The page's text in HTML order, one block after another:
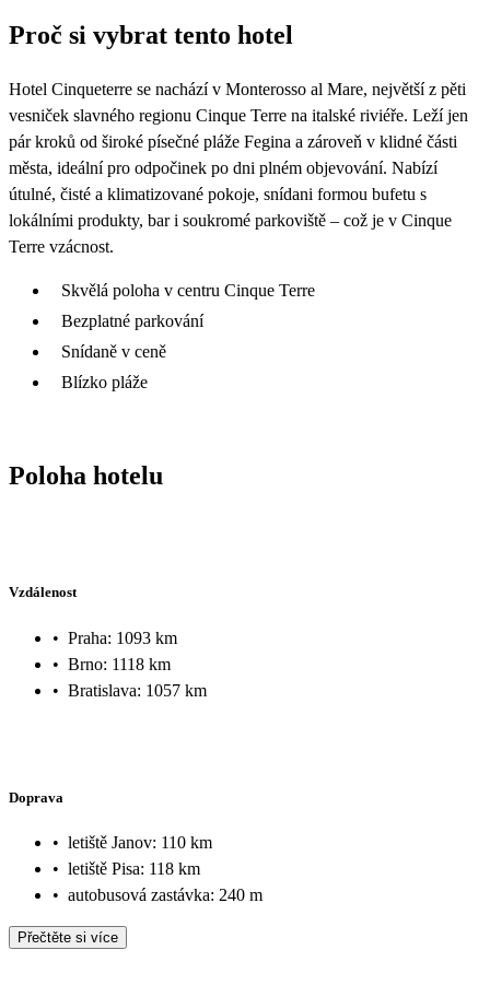
Proč si vybrat tento hotel
Hotel Cinqueterre se nachází v Monterosso al Mare, největší z pěti
vesniček slavného regionu Cinque Terre na italské riviéře. Leží jen
pár kroků od široké písečné pláže Fegina a zároveň v klidné části
města, ideální pro odpočinek po dni plném objevování. Nabízí
útulné, čisté a klimatizované pokoje, snídani formou bufetu s
lokálními produkty, bar i soukromé parkoviště – což je v Cinque
Terre vzácnost.
Skvělá poloha v centru Cinque Terre
Bezplatné parkování
Snídaně v ceně
Blízko pláže
Poloha hotelu
Vzdálenost
• Praha: 1093 km
• Brno: 1118 km
• Bratislava: 1057 km
Doprava
• letiště Janov: 110 km
• letiště Pisa: 118 km
• autobusová zastávka: 240 m
Přečtěte si více